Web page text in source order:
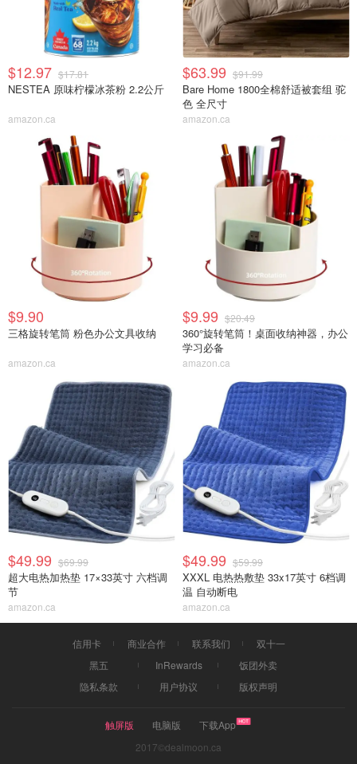
$12.97 $17.81
NESTEA 原味柠檬冰茶粉 2.2公斤
amazon.ca
$63.99 $91.99
Bare Home 1800全棉舒适被套组 驼
色 全尺寸
amazon.ca
$9.90
三格旋转笔筒 粉色办公文具收纳
amazon.ca
$9.99 $20.49
360°旋转笔筒！桌面收纳神器，办公
学习必备
amazon.ca
$49.99 $69.99
超大电热加热垫 17×33英寸 六档调
节
amazon.ca
$49.99 $59.99
XXXL 电热热敷垫 33x17英寸 6档调
温 自动断电
amazon.ca
信用卡 商业合作 联系我们
双十一
黑五
InRewards
饭团外卖
隐私条款
用户协议 版权声明
触屏版 电脑版
下载App
2017©dealmoon.ca